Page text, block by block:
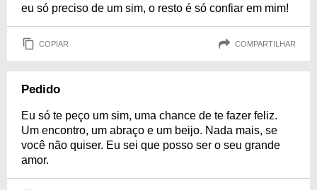
eu só preciso de um sim, o resto é só confiar em mim!
COPIAR COMPARTILHAR
Pedido
Eu só te peço um sim, uma chance de te fazer feliz.
Um encontro, um abraço e um beijo. Nada mais, se
você não quiser. Eu sei que posso ser o seu grande
amor.